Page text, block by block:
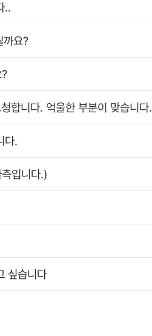
..
까요?
합니다. 억울한 부분이 맞습니다.
다.
입니다.)
싶습니다